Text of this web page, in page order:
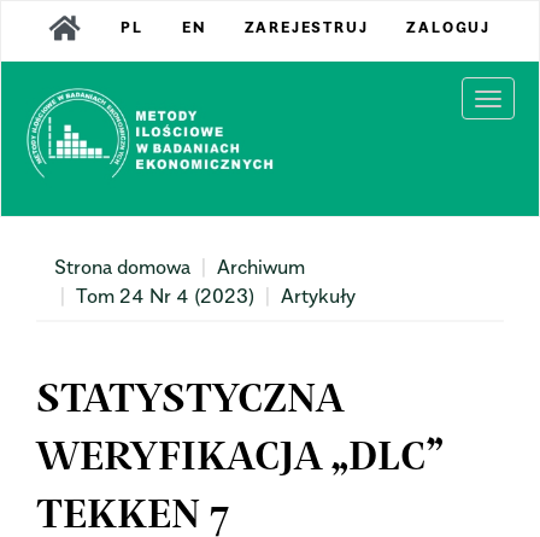
Main
Navigation
Content
Sidebar
PL EN ZAREJESTRUJ ZALOGUJ
Strona domowa
Archiwum
Tom 24 Nr 4 (2023)
Artykuły
STATYSTYCZNA
WERYFIKACJA „DLC”
TEKKEN 7